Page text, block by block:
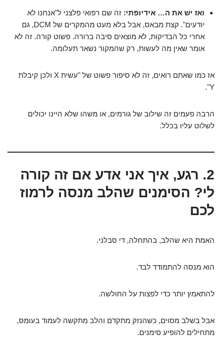
ואז יש את ה… אידיופתי: זה שם רפואי פלצני ל"אנחנו לא
יודעים". קצת מבאס, אבל בלא מעט מהמקרים של DCM, גם
אחרי כל הבדיקות, לא מוצאים סיבה ברורה. פשוט קורה. זה לא
אומר שאין מה לעשות, רק שהמקור נשאר תעלומה.
אז כמו שאתם רואים, זה לא סיפור פשוט של "עשית X ולכן קיבלת
Y".
הרבה פעמים זה שילוב של גורמים, או משהו שלא היינו יכולים
לשלוט עליו בכלל.
2. רגע, איך אני אדע אם זה קורה
לי? הסימנים שהלב מנסה לרמוז
לכם
האמת היא שהלב, בהתחלה, די סבלני.
הוא מנסה להתמודד לבד.
להתאמץ יותר כדי לפצות על החולשה.
אבל בשלב מסוים, כשהנזק מתקדם והלב מתקשה לעמוד בעומס,
מתחילים להופיע סימנים.